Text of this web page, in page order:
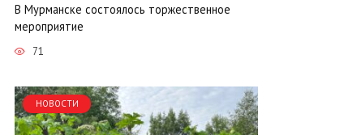
В Мурманске состоялось торжественное
мероприятие
71
НОВОСТИ